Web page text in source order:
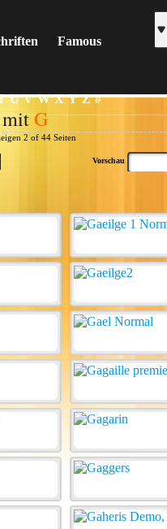
Famous
U V W X Y Z #
mitG
2 of 44 Seiten
Vorschau